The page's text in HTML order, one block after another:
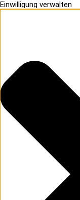
Einwilligung verwalten